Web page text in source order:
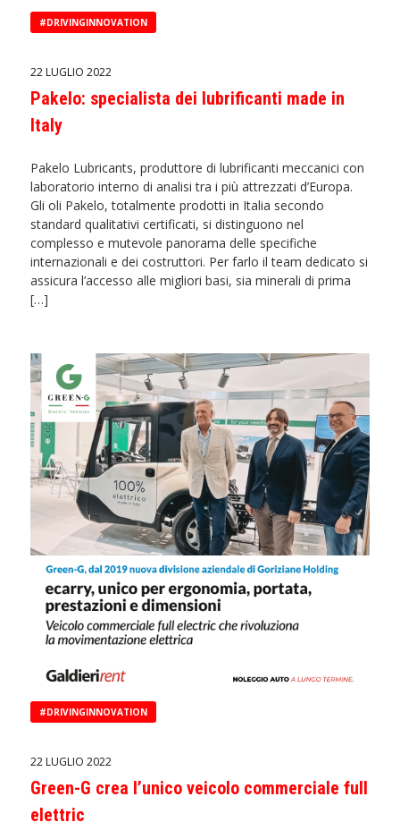
#DRIVINGINNOVATION
22 LUGLIO 2022
Pakelo: specialista dei lubrificanti made in
Italy
Pakelo Lubricants, produttore di lubrificanti meccanici con
laboratorio interno di analisi tra i più attrezzati d’Europa.
Gli oli Pakelo, totalmente prodotti in Italia secondo
standard qualitativi certificati, si distinguono nel
complesso e mutevole panorama delle specifiche
internazionali e dei costruttori. Per farlo il team dedicato si
assicura l’accesso alle migliori basi, sia minerali di prima
[…]
#DRIVINGINNOVATION
22 LUGLIO 2022
Green-G crea l’unico veicolo commerciale full
elettric